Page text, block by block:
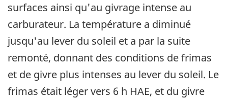
surfaces ainsi qu'au givrage intense au
carburateur. La température a diminué
jusqu'au lever du soleil et a par la suite
remonté, donnant des conditions de frimas
et de givre plus intenses au lever du soleil. Le
frimas était léger vers 6 h HAE, et du givre